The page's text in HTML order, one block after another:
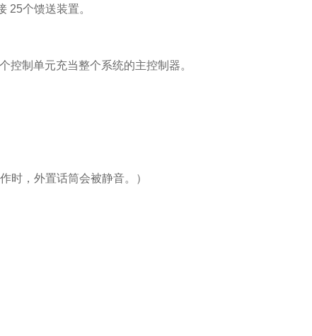
25个馈送装置。
控制单元充当整个系统的主控制器。
时，外置话筒会被静音。）